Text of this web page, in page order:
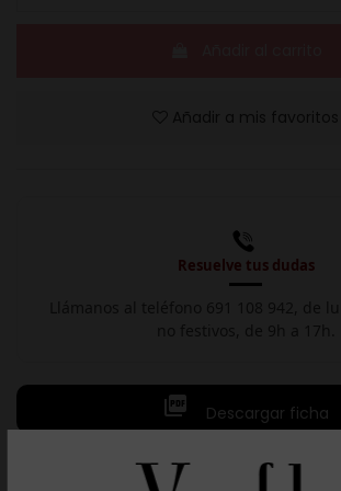
Resuelve tus dudas
 Descargar ficha